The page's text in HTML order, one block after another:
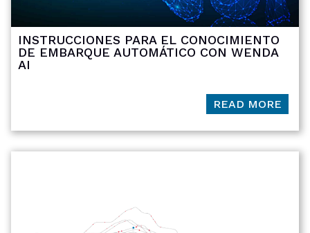
INSTRUCCIONES PARA EL CONOCIMIENTO
DE EMBARQUE AUTOMÁTICO CON WENDA
AI
READ MORE